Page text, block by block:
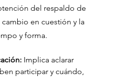
del respaldo de
en cuestión y la
y forma.
Implica aclarar
participar y cuándo,